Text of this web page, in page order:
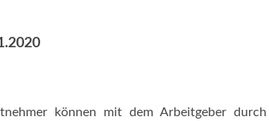
können mit dem Arbeitgeber durch